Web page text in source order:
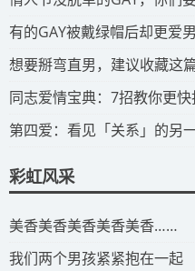
有的GAY被戴绿帽后却更爱
想要掰弯直男，建议收藏这
同志爱情宝典：7招教你更
第四爱：看见「关系」的另
彩虹风采
​美香美香美香美香美香……
我们两个男孩紧紧抱在一起